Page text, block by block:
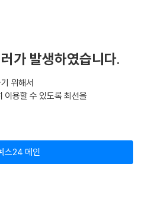
가 발생하였습니다.
위해서
이용할 수 있도록 최선을
스24 메인